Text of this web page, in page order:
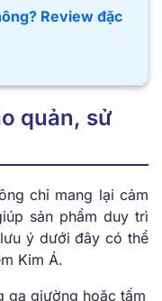
Review đặc
quản, sử
chỉ mang lại cảm
sản phẩm duy trì
ý dưới đây có thể
Kim Á.
ga giường hoặc tấm